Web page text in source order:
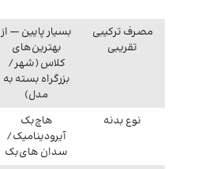
مصرف ترکیبی
تقریبی
بسیار پایین — از
بهترین‌های
کلاس (شهر/
بزرگراه بسته به
مدل)
نوع بدنه
هاچ‌بک
آیرودینامیک/
سدان های‌بک